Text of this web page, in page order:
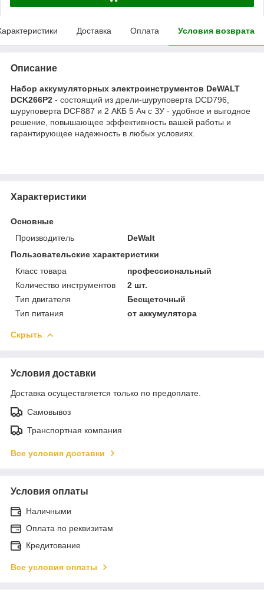
Доставка Оплата Условия возврата
Описание
Набор аккумуляторных электроинструментов DeWALT
DCK266P2 - состоящий из дрели-шуруповерта DCD796,
шуруповерта DCF887 и 2 АКБ 5 Ач с ЗУ - удобное и выгодное
решение, повышающее эффективность вашей работы и
гарантирующее надежность в любых условиях.
Характеристики
Основные
Производитель
DeWalt
Пользовательские характеристики
Класс товара
профессиональный
Количество инструментов
2 шт.
Тип двигателя
Бесщеточный
Тип питания
от аккумулятора
Скрыть
Условия доставки
Доставка осуществляется только по предоплате.
Самовывоз
Транспортная компания
Все условия доставки
Условия оплаты
Наличными
Оплата по реквизитам
Кредитование
Все условия оплаты